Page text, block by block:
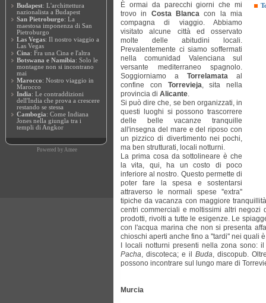
Budapest: L'archittettura
nazionalista a Budapest
San Pietroburgo: La
maestosa imponenza di San
Pietroburgo
Las Vegas: Il nostro viaggio a
Las Vegas
Cina: Fra una Cina e l'altra
Botswana e Namibia: Solo le
montagne non si incontrano
mai
Marocco: Nostro viaggio in
Marocco
India: Le contraddizioni
dell'India che prova a crescere
restando se stessa
Cambogia: Come Indiana
Jones nella giungla tra i
templi di Angkor
Powered by Amee
È ormai da parecchi giorni che mi
trovo in Costa Blanca con la mia
compagna di viaggio. Abbiamo
visitato alcune città ed osservato
molte delle abitudini locali.
Prevalentemente ci siamo soffermati
nella comunidad Valenciana sul
versante mediterraneo spagnolo.
Soggiorniamo a Torrelamata al
confine con Torrevieja, sita nella
provincia di Alicante.
Si può dire che, se ben organizzati, in
questi luoghi si possono trascorrere
delle belle vacanze tranquille
all'insegna del mare e del riposo con
un pizzico di divertimento nei pochi,
ma ben strutturati, locali notturni.
La prima cosa da sottolineare è che
la vita, qui, ha un costo di poco
inferiore al nostro. Questo permette di
poter fare la spesa e sostentarsi
attraverso le normali spese ''extra''
tipiche da vacanza con maggiore
centri commerciali e moltissimi altri
prodotti, rivolti a tutte le esigenze. Le
con l'acqua marina che non si presenta
chioschi aperti anche fino a ''tardi'' nei quali
I locali notturni presenti nella zona sono:
Pacha, discoteca; e il Buda, discopub.
possono incontrare sul lungo mare di
Murcia